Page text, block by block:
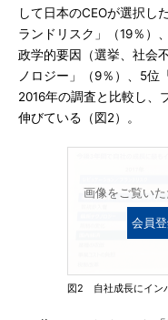
して日本のCEOが選択し
ランドリスク」（19％）
政学的要因（選挙、社会
ノロジー」（9％）、5位
2016年の調査と比較し、
伸びている（図2）。
画像をご覧い
会員
図2 自社成長にイン